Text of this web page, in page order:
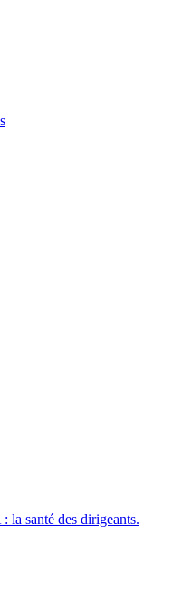
la santé des dirigeants.